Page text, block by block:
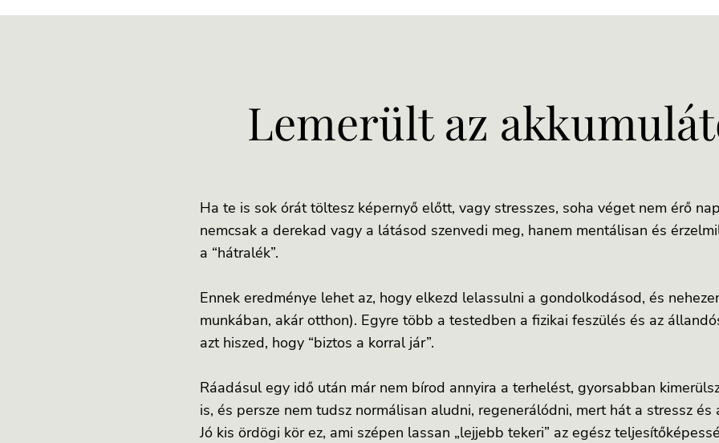
Lemerült az
Ha te is sok órát töltesz képernyő előtt, vagy stresszes, soha véget nem érő
nemcsak a derekad vagy a látásod szenvedi meg, hanem mentálisan és
a “hátralék”.
Ennek eredménye lehet az, hogy elkezd lelassulni a gondolkodásod, és
munkában, akár otthon). Egyre több a testedben a fizikai feszülés és az
azt hiszed, hogy “biztos a korral jár”.
Ráadásul egy idő után már nem bírod annyira a terhelést, gyorsabban
is, és persze nem tudsz normálisan aludni, regenerálódni, mert hát a stressz és
Jó kis ördögi kör ez, ami szépen lassan „lejjebb tekeri” az egész